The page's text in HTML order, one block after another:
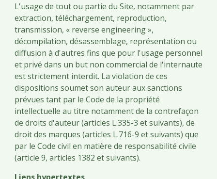
L'usage de tout ou partie du Site, notamment par
extraction, téléchargement, reproduction,
transmission, « reverse engineering »,
décompilation, désassemblage, représentation ou
diffusion à d'autres fins que pour l'usage personnel
et privé dans un but non commercial de l'internaute
est strictement interdit. La violation de ces
dispositions soumet son auteur aux sanctions
prévues tant par le Code de la propriété
intellectuelle au titre notamment de la contrefaçon
de droits d'auteur (articles L.335-3 et suivants), de
droit des marques (articles L.716-9 et suivants) que
par le Code civil en matière de responsabilité civile
(article 9, articles 1382 et suivants).